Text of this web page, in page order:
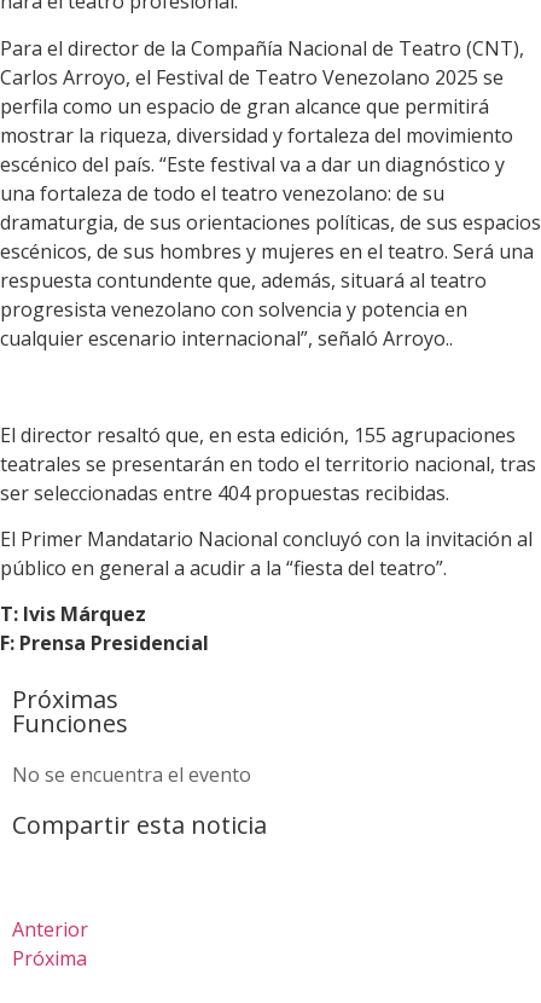
Para el director de la Compañía Nacional de Teatro (CNT),
Carlos Arroyo, el Festival de Teatro Venezolano 2025 se
perfila como un espacio de gran alcance que permitirá
mostrar la riqueza, diversidad y fortaleza del movimiento
escénico del país. “Este festival va a dar un diagnóstico y
una fortaleza de todo el teatro venezolano: de su
dramaturgia, de sus orientaciones políticas, de sus espacios
escénicos, de sus hombres y mujeres en el teatro. Será una
respuesta contundente que, además, situará al teatro
progresista venezolano con solvencia y potencia en
cualquier escenario internacional”, señaló Arroyo..
El director resaltó que, en esta edición, 155 agrupaciones
teatrales se presentarán en todo el territorio nacional, tras
ser seleccionadas entre 404 propuestas recibidas.
El Primer Mandatario Nacional concluyó con la invitación al
público en general a acudir a la “fiesta del teatro”.
T: Ivis Márquez
F: Prensa Presidencial
Próximas
Funciones
No se encuentra el evento
Compartir esta noticia
Anterior
Próxima